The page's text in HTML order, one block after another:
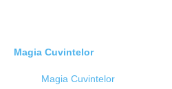
Magia Cuvintelor
Magia Cuvintelor